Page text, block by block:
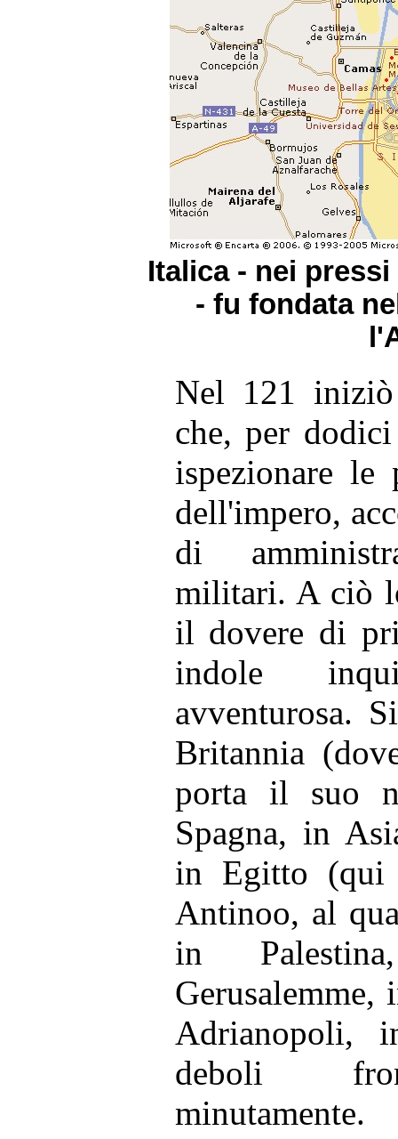
Italica - nei
- fu fondata
Nel 121
che, per
ispezionare le
dell'impero,
di
militari. A ciò
il dovere di
indole
avventurosa.
Britannia
porta il suo
Spagna, in
in Egitto
Antinoo, al
in
Adrianopoli,
deboli
minutamente.